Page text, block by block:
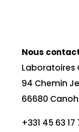
Nous
Laboratoires
94 Chemin
66680
+331 45 63 17